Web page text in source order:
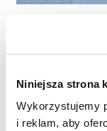
Niniejsza strona
Wykorzystujemy
i reklam, aby
Wynajem